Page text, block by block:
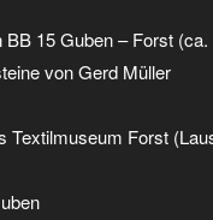
BB 15 Guben – Forst
von Gerd Müller
Textilmuseum Forst